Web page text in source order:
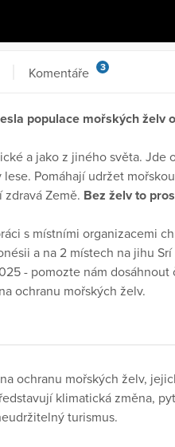
Komentáře 3
populace mořských želv
a jako z jiného světa. Jde
Pomáhají udržet
Země. Bez želv to
s místními organizacemi
a na 2 místech na jihu Srí
- pomozte nám dosáhnout
ochranu mořských želv.
ochranu mořských želv,
klimatická změna,
turismus.